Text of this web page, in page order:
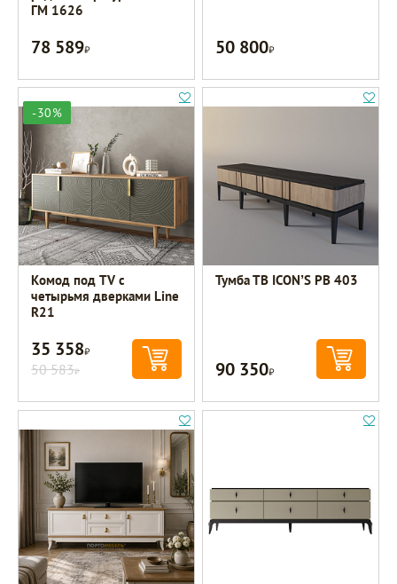
ГМ 1626
78 589Р 50 800Р
-30%
Комод под TV с
четырьмя дверками Line
R21
35 358Р
50 583Р
Тумба ТВ ICON’S РВ 403
90 350Р